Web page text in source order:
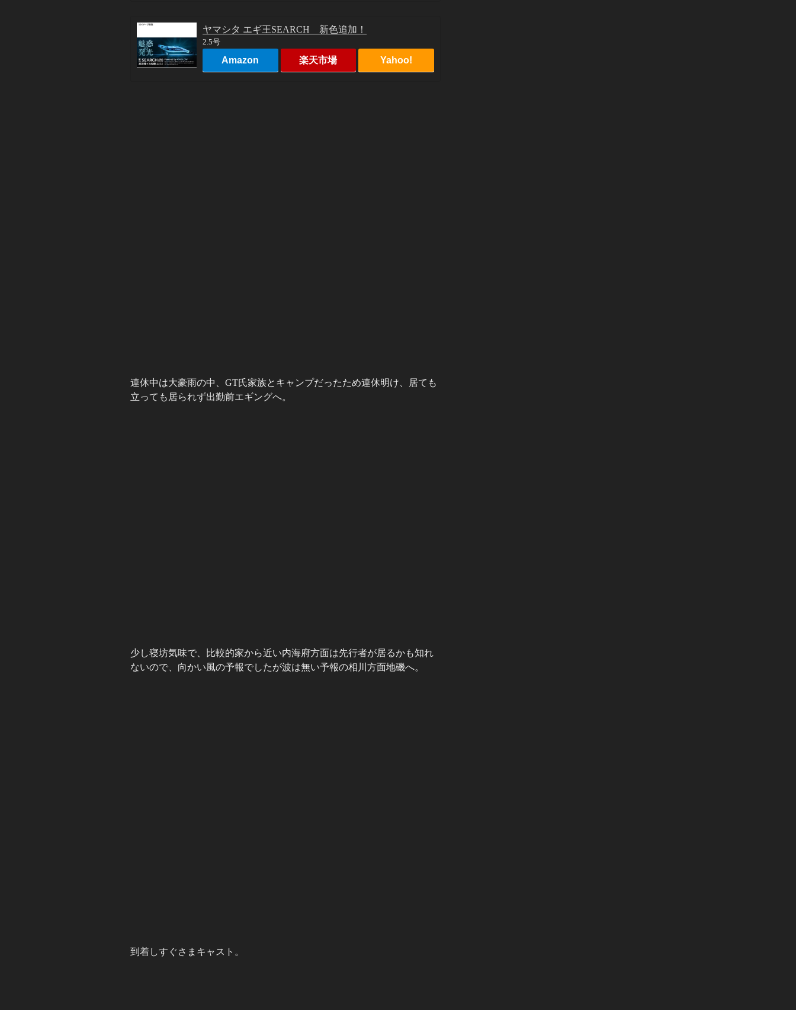
ヤマシタ エギ王SEARCH 新色追加！
2.5号
Amazon 楽天市場 Yahoo!
連休中は大豪雨の中、GT氏家族とキャンプだったため連休明け、居ても
立っても居られず出勤前エギングへ。
少し寝坊気味で、比較的家から近い内海府方面は先行者が居るかも知れ
ないので、向かい風の予報でしたが波は無い予報の相川方面地磯へ。
到着しすぐさまキャスト。